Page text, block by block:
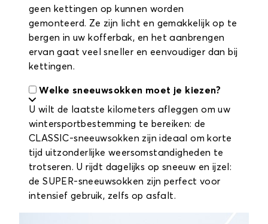
geen kettingen op kunnen worden
gemonteerd. Ze zijn licht en gemakkelijk op te
bergen in uw kofferbak, en het aanbrengen
ervan gaat veel sneller en eenvoudiger dan bij
kettingen.
Welke sneeuwsokken moet je kiezen?
U wilt de laatste kilometers afleggen om uw
wintersportbestemming te bereiken: de
CLASSIC-sneeuwsokken zijn ideaal om korte
tijd uitzonderlijke weersomstandigheden te
trotseren. U rijdt dagelijks op sneeuw en ijzel:
de SUPER-sneeuwsokken zijn perfect voor
intensief gebruik, zelfs op asfalt.